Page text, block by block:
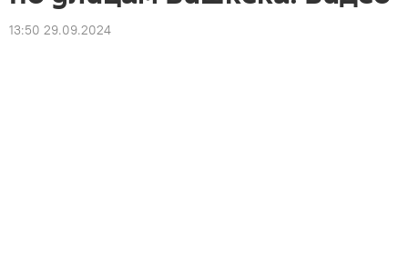
13:50 29.09.2024